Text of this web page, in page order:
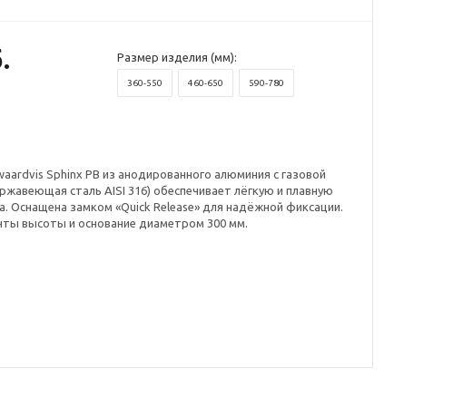
Размер изделия (мм):
360-550 460-650 590-780
Sphinx PB из анодированного алюминия с газовой
сталь AISI 316) обеспечивает лёгкую и плавную
Оснащена замком «Quick Release» для надёжной фиксации.
высоты и основание диаметром 300 мм.